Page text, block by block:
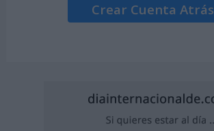
Crear Cuenta Atrás